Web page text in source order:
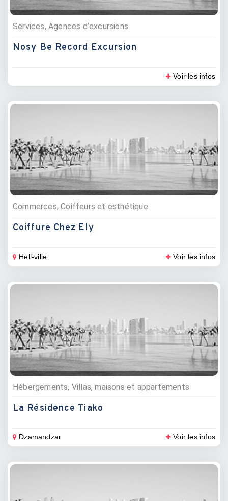
Services, Agences d’excursions
Nosy Be Record Excursion
Voir les infos
Commerces, Coiffeurs et esthétique
Coiffure Chez Ely
Hell-ville Voir les infos
Hébergements, Villas, maisons et appartements
La Résidence Tiako
Dzamandzar Voir les infos